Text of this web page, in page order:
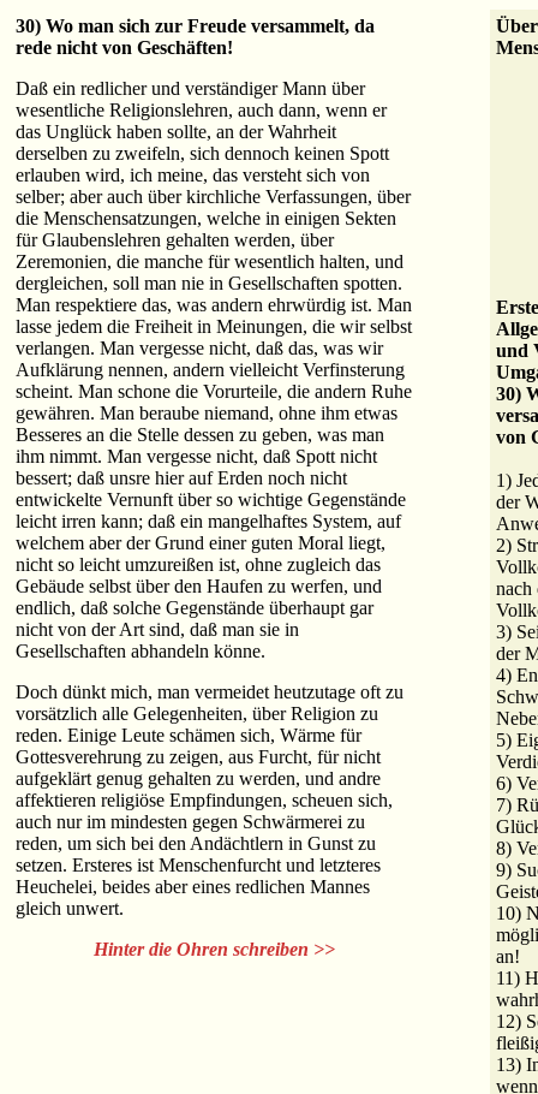
30) Wo man sich zur Freude versammelt, da
rede nicht von Geschäften!
Daß ein redlicher und verständiger Mann über
wesentliche Religionslehren, auch dann, wenn er
das Unglück haben sollte, an der Wahrheit
derselben zu zweifeln, sich dennoch keinen Spott
erlauben wird, ich meine, das versteht sich von
selber; aber auch über kirchliche Verfassungen, über
die Menschensatzungen, welche in einigen Sekten
für Glaubenslehren gehalten werden, über
Zeremonien, die manche für wesentlich halten, und
dergleichen, soll man nie in Gesellschaften spotten.
Man respektiere das, was andern ehrwürdig ist. Man
lasse jedem die Freiheit in Meinungen, die wir selbst
verlangen. Man vergesse nicht, daß das, was wir
Aufklärung nennen, andern vielleicht Verfinsterung
scheint. Man schone die Vorurteile, die andern Ruhe
gewähren. Man beraube niemand, ohne ihm etwas
Besseres an die Stelle dessen zu geben, was man
ihm nimmt. Man vergesse nicht, daß Spott nicht
bessert; daß unsre hier auf Erden noch nicht
entwickelte Vernunft über so wichtige Gegenstände
leicht irren kann; daß ein mangelhaftes System, auf
welchem aber der Grund einer guten Moral liegt,
nicht so leicht umzureißen ist, ohne zugleich das
Gebäude selbst über den Haufen zu werfen, und
endlich, daß solche Gegenstände überhaupt gar
nicht von der Art sind, daß man sie in
Gesellschaften abhandeln könne.
Doch dünkt mich, man vermeidet heutzutage oft zu
vorsätzlich alle Gelegenheiten, über Religion zu
reden. Einige Leute schämen sich, Wärme für
Gottesverehrung zu zeigen, aus Furcht, für nicht
aufgeklärt genug gehalten zu werden, und andre
affektieren religiöse Empfindungen, scheuen sich,
auch nur im mindesten gegen Schwärmerei zu
reden, um sich bei den Andächtlern in Gunst zu
setzen. Ersteres ist Menschenfurcht und letzteres
Heuchelei, beides aber eines redlichen Mannes
gleich unwert.
Hinter die Ohren schreiben >>
und
30)
von
1)
der
2)
nach
3)
der
4)
5)
6)
7)
8)
9)
10)
an!
11)
12)
13)